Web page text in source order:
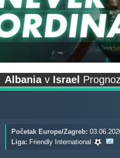
Albaniav Israel
Početak Europe/Zagreb:
Liga: Friendly International